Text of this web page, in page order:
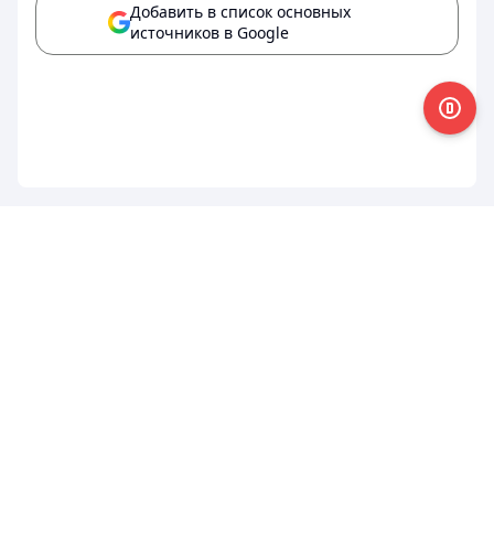
Добавить в список основных
источников в Google